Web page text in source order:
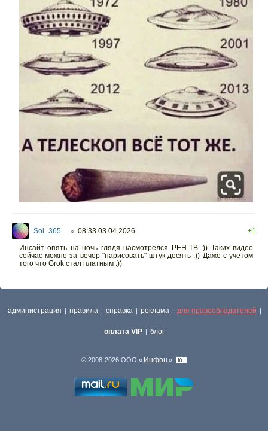
Sol_365 ○ 08:33 03.04.2026
+1
Инсайт опять на ночь глядя насмотрелся РЕН-ТВ :)) Таких видео
сейчас можно за вечер "нарисовать" штук десять :)) Даже с учетом
того что Grok стал платным :))
администрация | правила | справка | реклама | для правообладателей |
оплата VIP | блог
© 2008-2026 ООО « Инфон »